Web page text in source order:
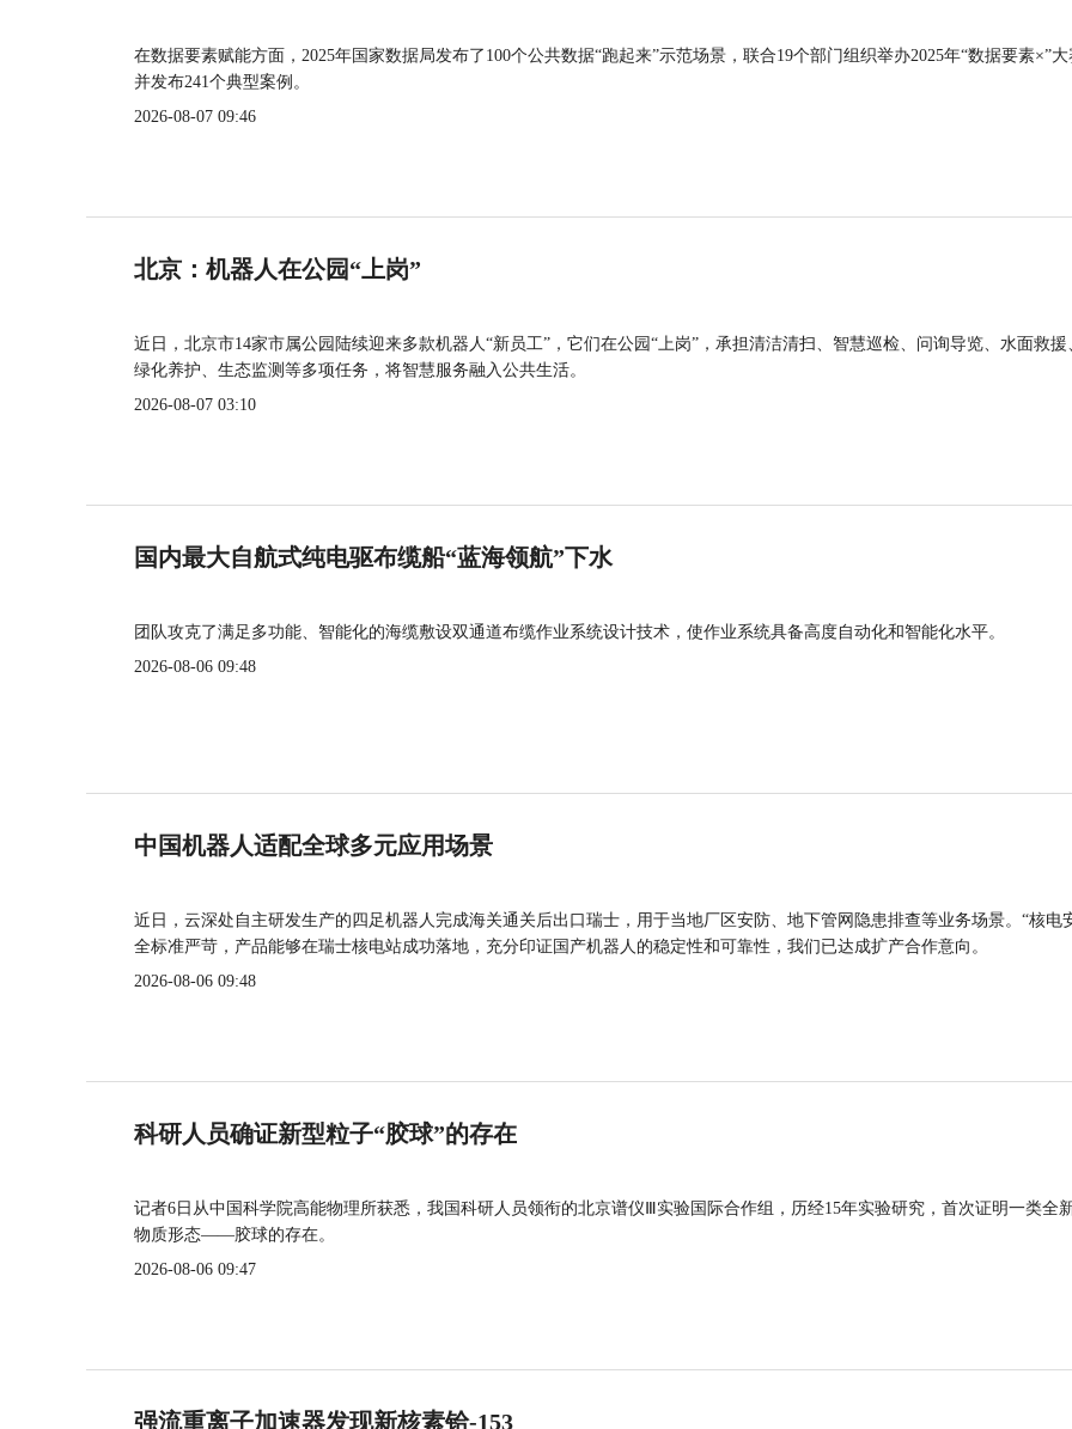
在数据要素赋能方面，2025年国家数据局发布了100个公共数据“跑起来”示范场景，联合19个部门组织举办2025年“数据要素×”大
并发布241个典型案例。
2026-08-07 09:46
北京：机器人在公园“上岗”
近日，北京市14家市属公园陆续迎来多款机器人“新员工”，它们在公园“上岗”，承担清洁清扫、智慧巡检、问询导览、水面救援
绿化养护、生态监测等多项任务，将智慧服务融入公共生活。
2026-08-07 03:10
国内最大自航式纯电驱布缆船“蓝海领航”下水
团队攻克了满足多功能、智能化的海缆敷设双通道布缆作业系统设计技术，使作业系统具备高度自动化和智能化水平。
2026-08-06 09:48
中国机器人适配全球多元应用场景
近日，云深处自主研发生产的四足机器人完成海关通关后出口瑞士，用于当地厂区安防、地下管网隐患排查等业务场景。“核电
全标准严苛，产品能够在瑞士核电站成功落地，充分印证国产机器人的稳定性和可靠性，我们已达成扩产合作意向。
2026-08-06 09:48
科研人员确证新型粒子“胶球”的存在
记者6日从中国科学院高能物理所获悉，我国科研人员领衔的北京谱仪Ⅲ实验国际合作组，历经15年实验研究，首次证明一类全
物质形态——胶球的存在。
2026-08-06 09:47
强流重离子加速器发现新核素铪-153